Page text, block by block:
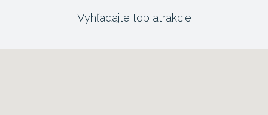
Vyhľadajte top atrakcie